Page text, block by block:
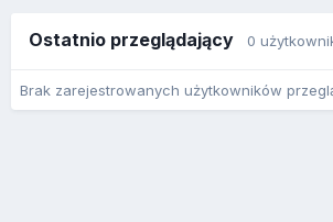
Ostatnio przeglądający 0
Brak zarejestrowanych użytkowników